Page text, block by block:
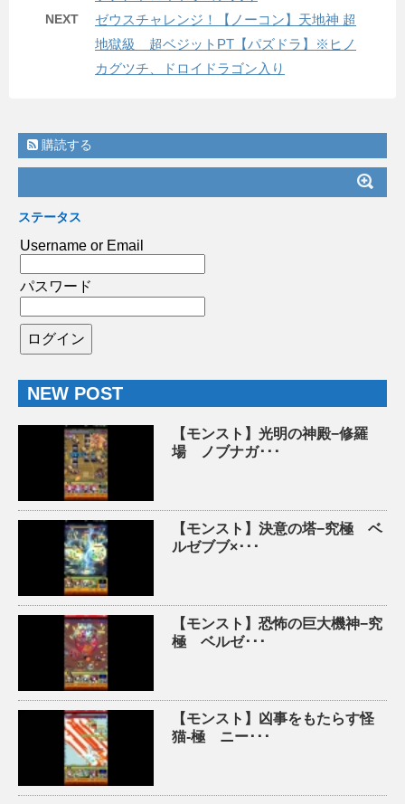
NEXT
ゼウスチャレンジ！【ノーコン】天地神 超
地獄級 超ベジットPT【パズドラ】※ヒノ
カグツチ、ドロイドラゴン入り
購読する
ステータス
Username or Email
パスワード
NEW POST
【モンスト】光明の神殿−修羅
場 ノブナガ･･･
【モンスト】決意の塔−究極 ベ
ルゼブブ×･･･
【モンスト】恐怖の巨大機神−究
極 ベルゼ･･･
【モンスト】凶事をもたらす怪
猫-極 ニー･･･